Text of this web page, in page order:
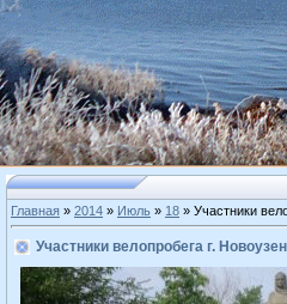
Главная » 2014 » Июль » 18 » Участники
Участники велопробега г.